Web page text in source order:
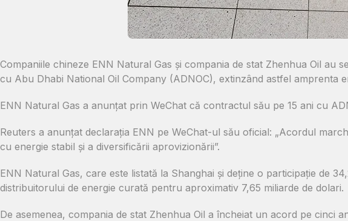
Companiile chineze ENN Natural Gas și compania de stat Zhenhua Oil
cu Abu Dhabi National Oil Company (ADNOC), extinzând astfel amprenta
ENN Natural Gas a anunțat prin WeChat că contractul său pe 15 ani cu
Reuters a anunțat declarația ENN pe WeChat-ul său oficial: „Acordul
cu energie stabil și a diversificării aprovizionării”.
ENN Natural Gas, care este listată la Shanghai și deține o participație de
distribuitorului de energie curată pentru aproximativ 7,65 miliarde de dolari.
De asemenea, compania de stat Zhenhua Oil a încheiat un acord pe cinci